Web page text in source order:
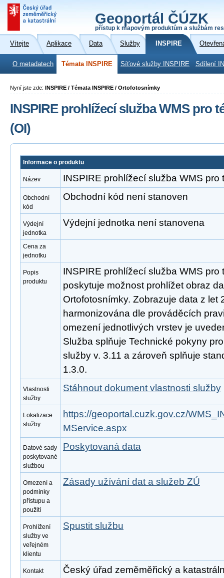
Geoportál ČÚZK
přístup k mapovým produktům a službám
Vítejte Aplikace Data Služby INSPIRE
O metadatech Témata INSPIRE Síťové služby INSPIRE Sdílení
Nyní jste zde: INSPIRE / Témata INSPIRE / Ortofotosnímky
INSPIRE prohlížecí služba WMS pro
(OI)
Informace o produktu
Název INSPIRE prohlížecí služba WMS pro
Obchodní
kód
Obchodní kód není stanoven
Výdejní
jednotka
Výdejní jednotka není stanovena
Cena za
jednotku
Popis
produktu
INSPIRE prohlížecí služba WMS pro
poskytuje možnost prohlížet obraz
Ortofotosnímky. Zobrazuje data z let
harmonizována dle prováděcích
omezení jednotlivých vrstev je
Služba splňuje Technické pokyny
služby v. 3.11 a zároveň splňuje
1.3.0.
Vlastnosti
služby
Stáhnout dokument vlastnosti služby
Lokalizace
služby
https://geoportal.cuzk.gov.cz/
MService.aspx
Datové sady
poskytované
službou
Poskytovaná data
Omezení a
podmínky
přístupu a
použití
Zásady užívání dat a služeb ZÚ
Prohlížení
služby ve
veřejném
klientu
Spustit službu
Kontakt
Český úřad zeměměřický a